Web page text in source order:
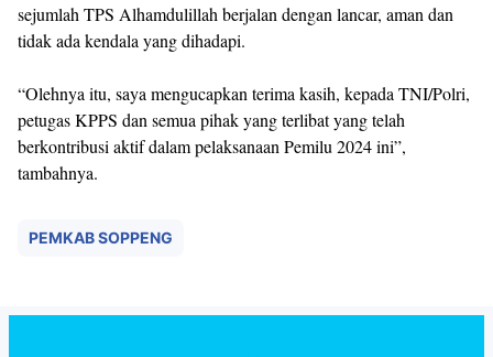
sejumlah TPS Alhamdulillah berjalan dengan lancar, aman dan
tidak ada kendala yang dihadapi.
“Olehnya itu, saya mengucapkan terima kasih, kepada TNI/Polri,
petugas KPPS dan semua pihak yang terlibat yang telah
berkontribusi aktif dalam pelaksanaan Pemilu 2024 ini”,
tambahnya.
PEMKAB SOPPENG